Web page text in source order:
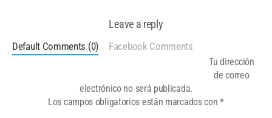
Leave a reply
Default Comments (0) Facebook Comments
Tu dirección
de correo
electrónico no será publicada.
Los campos obligatorios están marcados con*